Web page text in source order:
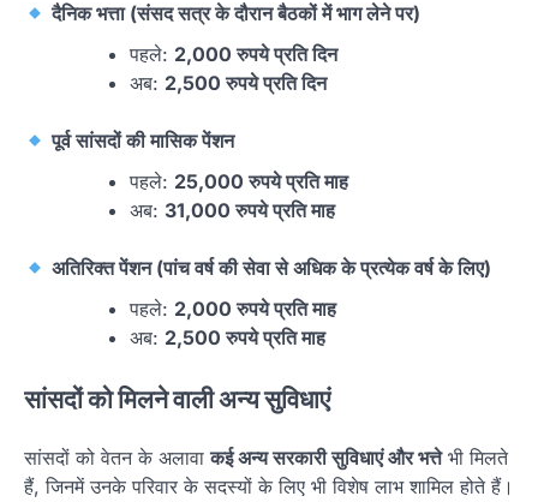
दैनिक भत्ता (संसद सत्र के दौरान बैठकों में भाग लेने पर)
पहले: 2,000 रुपये प्रति दिन
अब: 2,500 रुपये प्रति दिन
पूर्व सांसदों की मासिक पेंशन
पहले: 25,000 रुपये प्रति माह
अब: 31,000 रुपये प्रति माह
अतिरिक्त पेंशन (पांच वर्ष की सेवा से अधिक के प्रत्येक वर्ष के लिए)
पहले: 2,000 रुपये प्रति माह
अब: 2,500 रुपये प्रति माह
सांसदों को मिलने वाली अन्य सुविधाएं
सांसदों को वेतन के अलावाकई अन्य सरकारी सुविधाएं और भत्तेभी मिलते
हैं, जिनमें उनके परिवार के सदस्यों के लिए भी विशेष लाभ शामिल होते हैं।